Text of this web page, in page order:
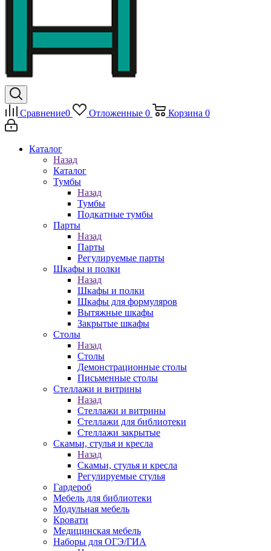
Сравнение0 Отложенные 0 Корзина 0
Каталог
Назад
Каталог
Тумбы
Назад
Тумбы
Подкатные тумбы
Парты
Назад
Парты
Регулируемые парты
Шкафы и полки
Назад
Шкафы и полки
Шкафы для формуляров
Вытяжные шкафы
Закрытые шкафы
Столы
Назад
Столы
Демонстрационные столы
Письменные столы
Стеллажи и витрины
Назад
Стеллажи и витрины
Стеллажи для библиотеки
Стеллажи закрытые
Скамьи, стулья и кресла
Назад
Скамьи, стулья и кресла
Регулируемые стулья
Гардероб
Мебель для библиотеки
Модульная мебель
Кровати
Медицинская мебель
Наборы для ОГЭ/ГИА